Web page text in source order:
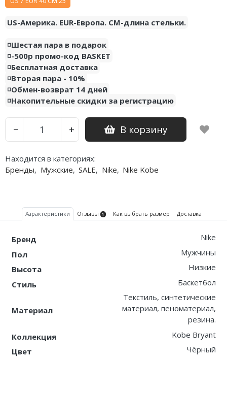
US-Америка. EUR-Европа. CM-длина стельки.
◽️Шестая пара в подарок
◽️-500р промо-код BASKET
◽️Бесплатная доставка
◽️Вторая пара - 10%
◽️Обмен-возврат 14 дней
◽️Накопительные скидки за регистрацию
− + В корзину
Находится в категориях:
Бренды, Мужские, SALE, Nike, Nike Kobe
Характеристики Отзывы 1 Как выбрать размер Доставка
Бренд
Nike
Пол
Мужчины
Высота
Низкие
Стиль
Баскетбол
Материал
Текстиль, синтетические
материал, пеноматериал,
резина.
Коллекция
Kobe Bryant
Цвет
Чёрный
Air Jordan 5
Air Jordan 7
Air Jordan 10
Air Jordan 11
Air Jordan 12
Air Jordan 13
Air Jordan 14
Air Jordan 23